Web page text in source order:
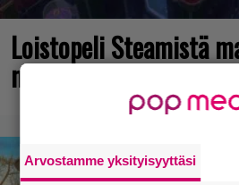
Loistopeli Steamistä
mutta pidä kiirettä
Arvostamme yksityisyyttäsi